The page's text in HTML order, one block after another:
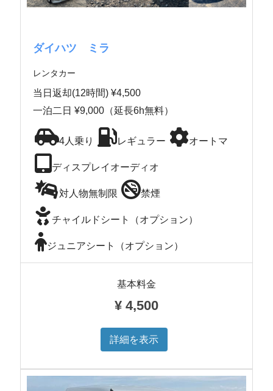
ダイハツ ミラ
レンタカー
当日返却(12時間) ¥4,500
一泊二日 ¥9,000（延長6h無料）
4人乗り レギュラー オートマ
ディスプレイオーディオ
対人物無制限 禁煙
チャイルドシート（オプション）
ジュニアシート（オプション）
基本料金
¥ 4,500
詳細を表示